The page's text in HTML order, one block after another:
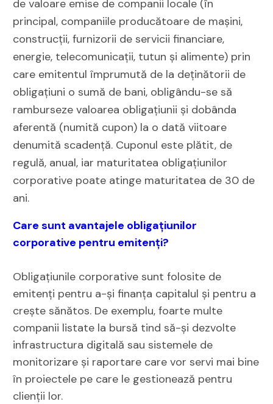
de valoare emise de companii locale (în
principal, companiile producătoare de mașini,
construcții, furnizorii de servicii financiare,
energie, telecomunicații, tutun și alimente) prin
care emitentul împrumută de la deținătorii de
obligațiuni o sumă de bani, obligându-se să
ramburseze valoarea obligațiunii și dobânda
aferentă (numită cupon) la o dată viitoare
denumită scadență. Cuponul este plătit, de
regulă, anual, iar maturitatea obligațiunilor
corporative poate atinge maturitatea de 30 de
ani.
Care sunt avantajele obligațiunilor
corporative pentru emitenți?
Obligațiunile corporative sunt folosite de
emitenți pentru a-și finanța capitalul și pentru a
crește sănătos. De exemplu, foarte multe
companii listate la bursă tind să-și dezvolte
infrastructura digitală sau sistemele de
monitorizare și raportare care vor servi mai bine
în proiectele pe care le gestionează pentru
clienții lor.